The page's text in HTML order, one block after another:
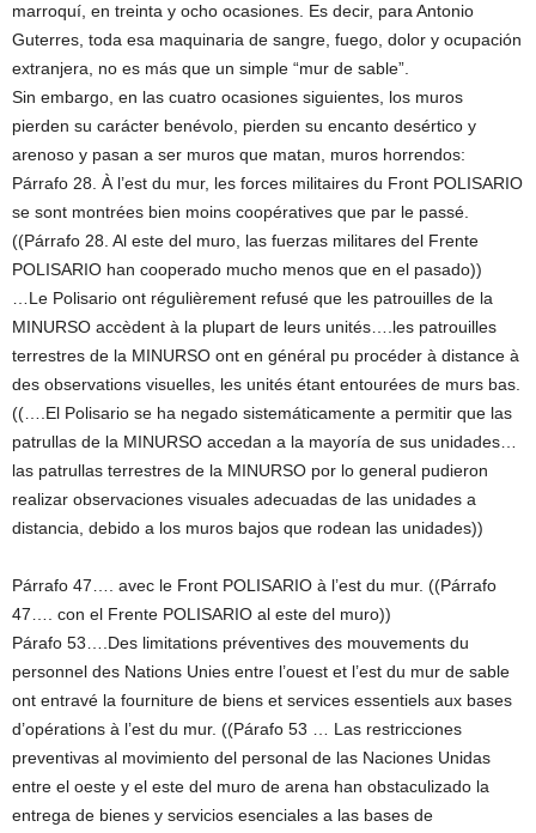
marroquí, en treinta y ocho ocasiones. Es decir, para Antonio
Guterres, toda esa maquinaria de sangre, fuego, dolor y ocupación
extranjera, no es más que un simple “mur de sable”.
Sin embargo, en las cuatro ocasiones siguientes, los muros
pierden su carácter benévolo, pierden su encanto desértico y
arenoso y pasan a ser muros que matan, muros horrendos:
Párrafo 28. À l’est du mur, les forces militaires du Front POLISARIO
se sont montrées bien moins coopératives que par le passé.
((Párrafo 28. Al este del muro, las fuerzas militares del Frente
POLISARIO han cooperado mucho menos que en el pasado))
…Le Polisario ont régulièrement refusé que les patrouilles de la
MINURSO accèdent à la plupart de leurs unités….les patrouilles
terrestres de la MINURSO ont en général pu procéder à distance à
des observations visuelles, les unités étant entourées de murs bas.
((….El Polisario se ha negado sistemáticamente a permitir que las
patrullas de la MINURSO accedan a la mayoría de sus unidades…
las patrullas terrestres de la MINURSO por lo general pudieron
realizar observaciones visuales adecuadas de las unidades a
distancia, debido a los muros bajos que rodean las unidades))
Párrafo 47…. avec le Front POLISARIO à l’est du mur. ((Párrafo
47…. con el Frente POLISARIO al este del muro))
Párafo 53….Des limitations préventives des mouvements du
personnel des Nations Unies entre l’ouest et l’est du mur de sable
ont entravé la fourniture de biens et services essentiels aux bases
d’opérations à l’est du mur. ((Párafo 53 … Las restricciones
preventivas al movimiento del personal de las Naciones Unidas
entre el oeste y el este del muro de arena han obstaculizado la
entrega de bienes y servicios esenciales a las bases de